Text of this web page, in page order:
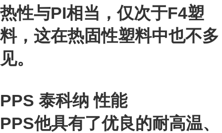
热性与PI相当，仅次于F4塑
料，这在热固性塑料中也不多
见。
PPS 泰科纳性能
PPS他具有了优良的耐高温、